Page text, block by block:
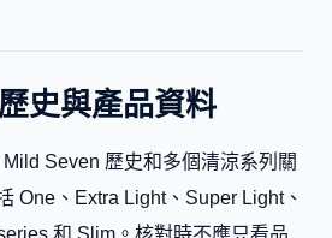
史與產品資料
Seven 歷史和多個清涼系列關
One、Extra Light、Super Light、
和 Slim。核對時不應只看品